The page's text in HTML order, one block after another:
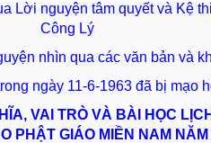
Lời nguyện tâm quyết và Kệ
Công Lý
nhìn qua các văn bản và
ngày 11-6-1963 đã bị mạo
VAI TRÒ VÀ BÀI HỌC
PHẬT GIÁO MIỀN NAM NĂM